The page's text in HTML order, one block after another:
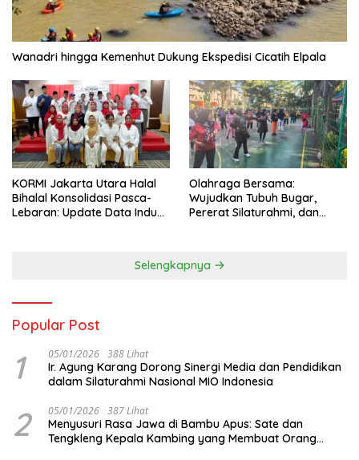
Wanadri hingga Kemenhut Dukung Ekspedisi Cicatih Elpala
KORMI Jakarta Utara Halal
Bihalal Konsolidasi Pasca-
Lebaran: Update Data Induk
Olahraga Bersama:
Wujudkan Tubuh Bugar,
Pererat Silaturahmi, dan
Selengkapnya
Popular Post
1 05/01/2026 388 Lihat
Ir. Agung Karang Dorong Sinergi Media dan Pendidikan
dalam Silaturahmi Nasional MIO Indonesia
2 05/01/2026 387 Lihat
Menyusuri Rasa Jawa di Bambu Apus: Sate dan
Tengkleng Kepala Kambing yang Membuat Orang